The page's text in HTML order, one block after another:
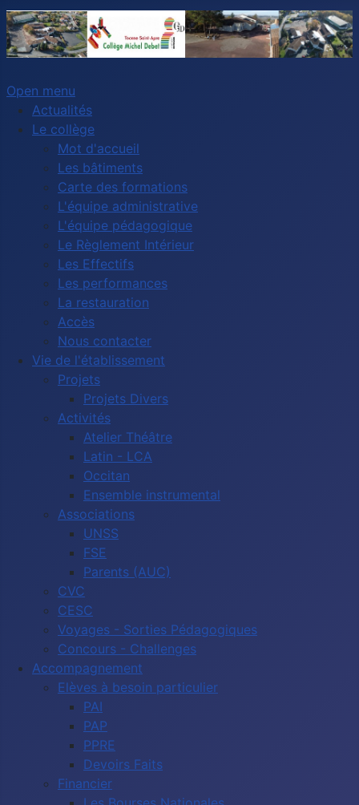
Open menu
Actualités
Le collège
Mot d'accueil
Les bâtiments
Carte des formations
L'équipe administrative
L'équipe pédagogique
Le Règlement Intérieur
Les Effectifs
Les performances
La restauration
Accès
Nous contacter
Vie de l'établissement
Projets
Projets Divers
Activités
Atelier Théâtre
Latin - LCA
Occitan
Ensemble instrumental
Associations
UNSS
FSE
Parents (AUC)
CVC
CESC
Voyages - Sorties Pédagogiques
Concours - Challenges
Accompagnement
Elèves à besoin particulier
PAI
PAP
PPRE
Devoirs Faits
Financier